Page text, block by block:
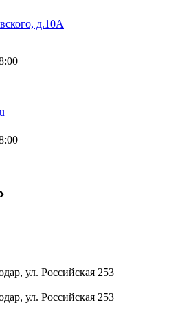
д.10А
ул. Российская 253
ул. Российская 253